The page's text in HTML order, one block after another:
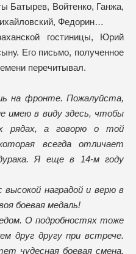
Батырев, Войтенко, Ганжа,
Федорин…
гостиницы, Юрий
Его письмо, полученное
перечитывал.
на фронте. Пожалуйста,
имею в виду здесь, чтобы
рядах, а говорю о той
всегда отличает
Я еще в 14-м году
наградой и верю в
боевая медаль!
О подробностях тоже
друг другу при встрече.
чудесная боевая смена,